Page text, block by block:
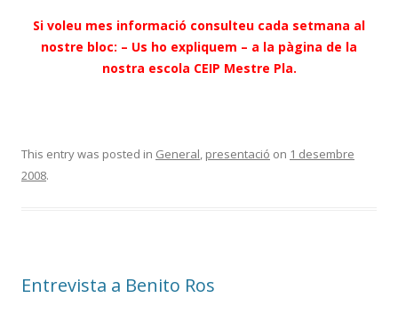
Si voleu mes informació consulteu cada setmana al
nostre bloc: – Us ho expliquem – a la pàgina de la
nostra escola CEIP Mestre Pla.
This entry was posted in General, presentació on 1 desembre
2008.
Entrevista a Benito Ros